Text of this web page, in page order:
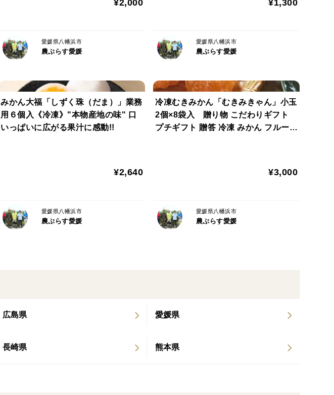
広島県 愛媛県
長崎県 熊本県
¥2,000
愛媛県八幡浜市
農ぷらす愛媛
¥1,300
愛媛県八幡浜市
農ぷらす愛媛
みかん大福「しずく珠（だま）」業務
用６個入《冷凍》"本物産地の味" 口
いっぱいに広がる果汁に感動!!
¥2,640
愛媛県八幡浜市
農ぷらす愛媛
冷凍むきみかん「むきみきゃん」小玉
2個×8袋入 贈り物 こだわりギフト
プチギフト 贈答 冷凍 みかん フルーツ
¥3,000
愛媛県八幡浜市
農ぷらす愛媛